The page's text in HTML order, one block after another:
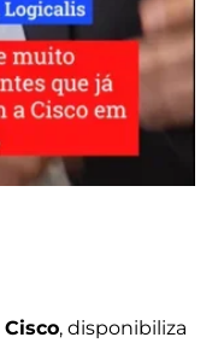
Cisco, disponibiliza